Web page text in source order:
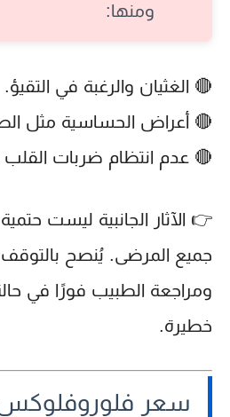
ومنها:
🔴 الغثيان والرغبة في التقيؤ.
🔴 أعراض الحساسية مثل
🔴 عدم انتظام ضربات
👉 الآثار الجانبية ليست
جميع المرضى. يُنصح بالتوقف
ومراجعة الطبيب فورًا في
خطيرة.
سعر